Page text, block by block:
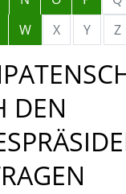
W X Y Z
DEN